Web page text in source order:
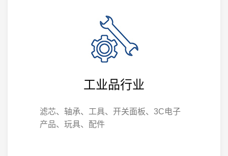
工业品行业
滤芯、轴承、工具、开关面板、3C电子
产品、玩具、配件